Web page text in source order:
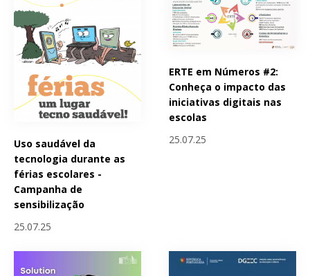
Uso saudável da
tecnologia durante as
férias escolares -
Campanha de
sensibilização
25.07.25
ERTE em Números #2:
Conheça o impacto das
iniciativas digitais nas
escolas
25.07.25